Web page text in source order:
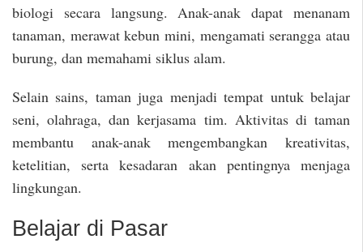
biologi secara langsung. Anak-anak dapat menanam
tanaman, merawat kebun mini, mengamati serangga atau
burung, dan memahami siklus alam.
Selain sains, taman juga menjadi tempat untuk belajar
seni, olahraga, dan kerjasama tim. Aktivitas di taman
membantu anak-anak mengembangkan kreativitas,
ketelitian, serta kesadaran akan pentingnya menjaga
lingkungan.
Belajar di Pasar